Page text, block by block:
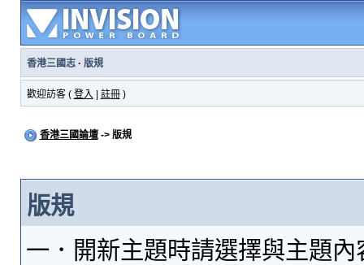
香港三國志· 版規
歡迎訪客 ( 登入 註冊)
香港三國論壇-> 版規
版規
一．開新主題時請選擇與主題